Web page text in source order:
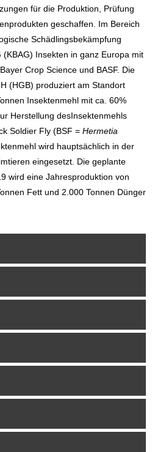
für die Produktion, Prüfung
geschaffen. Im Bereich
Schädlingsbekämpfung
Insekten in ganz Europa mit
Crop Science und BASF. Die
(HGB) produziert am Standort
Insektenmehl mit ca. 60%
Herstellung desInsektenmehls
Soldier Fly (BSF = Hermetia
wird hauptsächlich in der
eingesetzt. Die geplante
wird eine Jahresproduktion von
Fett und 2.000 Tonnen Dünger